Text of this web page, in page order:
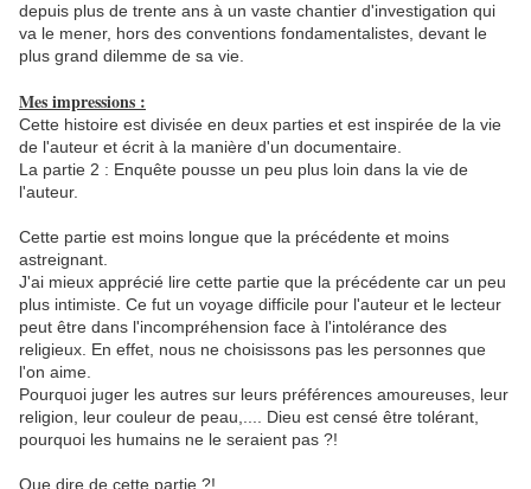
depuis plus de trente ans à un vaste chantier d'investigation qui
va le mener, hors des conventions fondamentalistes, devant le
plus grand dilemme de sa vie.
Mes impressions :
Cette histoire est divisée en deux parties et est inspirée de la vie
de l'auteur et écrit à la manière d'un documentaire.
La partie 2 : Enquête pousse un peu plus loin dans la vie de
l'auteur.
Cette partie est moins longue que la précédente et moins
astreignant.
J'ai mieux apprécié lire cette partie que la précédente car un peu
plus intimiste. Ce fut un voyage difficile pour l'auteur et le lecteur
peut être dans l'incompréhension face à l'intolérance des
religieux. En effet, nous ne choisissons pas les personnes que
l'on aime.
Pourquoi juger les autres sur leurs préférences amoureuses, leur
religion, leur couleur de peau,.... Dieu est censé être tolérant,
pourquoi les humains ne le seraient pas ?!
Que dire de cette partie ?!